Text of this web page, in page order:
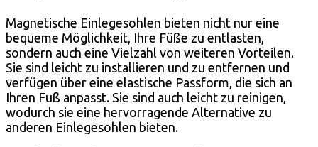
Magnetische Einlegesohlen bieten nicht nur eine
bequeme Möglichkeit, Ihre Füße zu entlasten,
sondern auch eine Vielzahl von weiteren Vorteilen.
Sie sind leicht zu installieren und zu entfernen und
verfügen über eine elastische Passform, die sich an
Ihren Fuß anpasst. Sie sind auch leicht zu reinigen,
wodurch sie eine hervorragende Alternative zu
anderen Einlegesohlen bieten.